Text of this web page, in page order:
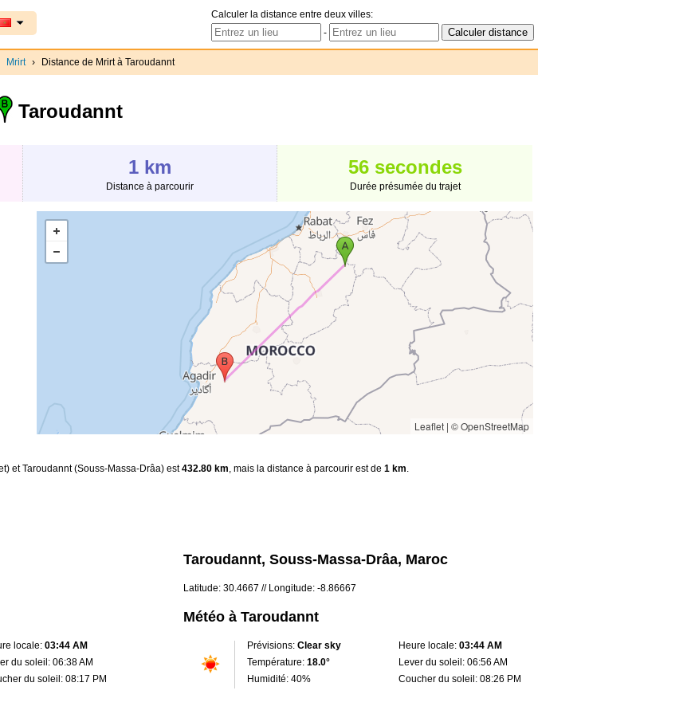
Calculer la distance entre deux villes:
-
Mrirt › Distance de Mrirt à Taroudannt
Taroudannt
1 km
Distance à parcourir
56 secondes
Durée présumée du trajet
Leaflet | © OpenStreetMap
et Taroudannt (Souss-Massa-Drâa) est432.80 km, mais la distance à parcourir est de 1 km.
locale: 03:44 AM
du soleil: 06:38 AM
du soleil: 08:17 PM
Taroudannt, Souss-Massa-Drâa, Maroc
Latitude: 30.4667 // Longitude: -8.86667
Météo à Taroudannt
Prévisions: Clear sky
Température: 18.0°
Humidité: 40%
Heure locale: 03:44 AM
Lever du soleil: 06:56 AM
Coucher du soleil: 08:26 PM